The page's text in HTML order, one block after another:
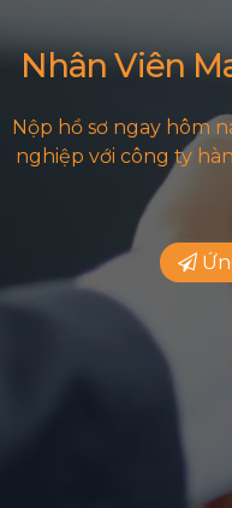
Nhân Viên
Nộp hồ sơ ngay hôm
nghiệp với công ty